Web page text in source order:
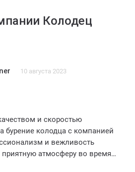
Колодец
10 августа 2023
и скоростью
бурение колодца с компанией
и вежливость
атмосферу во время